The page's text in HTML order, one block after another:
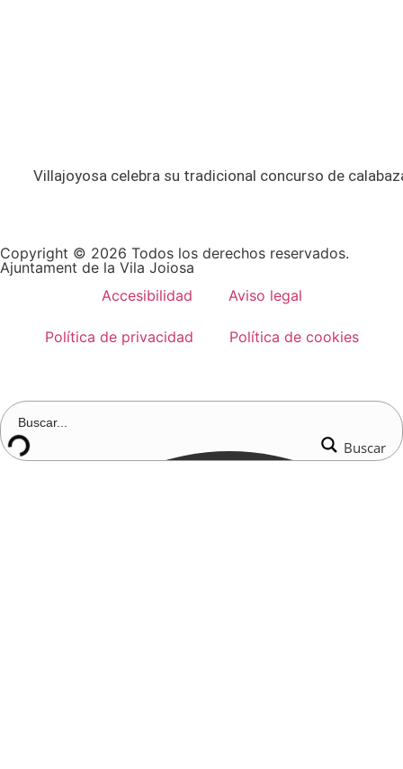
Villajoyosa celebra su tradicional concurso de
Copyright © 2026 Todos los derechos reservados.
Ajuntament de la Vila Joiosa
Accesibilidad
Aviso legal
Política de privacidad Política de cookies
Buscar